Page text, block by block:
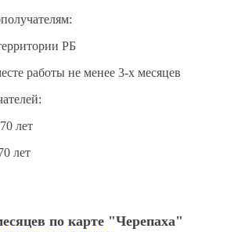
РБ
работы не менее 3-х месяцев
лет
лет
по карте "Черепаха"